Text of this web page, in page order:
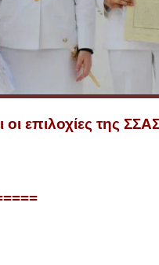
επιλοχίες της